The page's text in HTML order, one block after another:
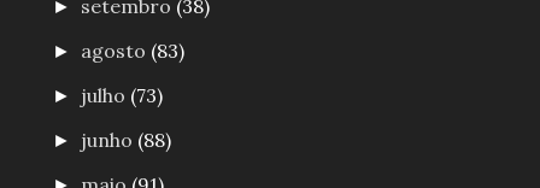
► setembro (38)
► agosto (83)
► julho (73)
► junho (88)